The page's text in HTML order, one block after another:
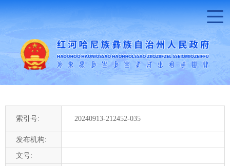
索引号: 20240913-212452-035
发布机构:
文号: